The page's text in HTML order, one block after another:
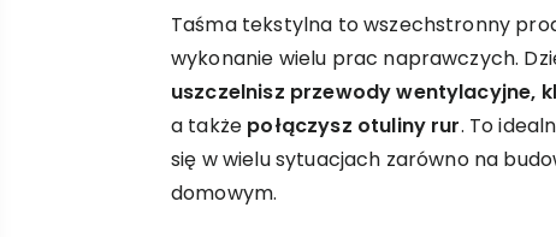
Taśma tekstylna to wszechstronny
wykonanie wielu prac naprawczych.
uszczelnisz przewody wentylacyjne,
a także połączysz otuliny rur. To
się w wielu sytuacjach zarówno na
domowym.